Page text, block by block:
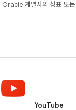
Oracle 계열사의 상표 또는
YouTube